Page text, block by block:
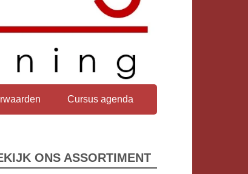
Cursus agenda
ONS ASSORTIMENT